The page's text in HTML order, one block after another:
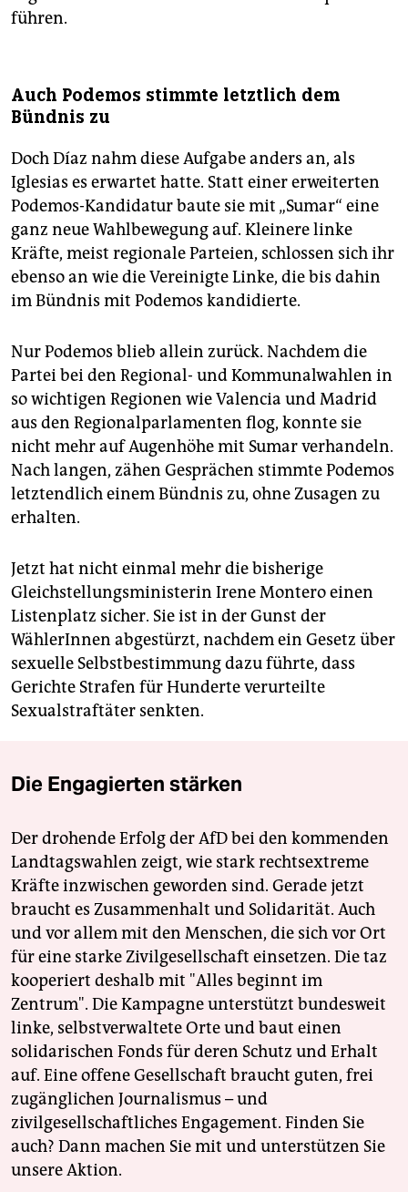
führen.
Auch Podemos stimmte letztlich dem
Bündnis zu
Doch Díaz nahm diese Aufgabe anders an, als
Iglesias es erwartet hatte. Statt einer erweiterten
Podemos-Kandidatur baute sie mit „Sumar“ eine
ganz neue Wahlbewegung auf. Kleinere linke
Kräfte, meist regionale Parteien, schlossen sich ihr
ebenso an wie die Vereinigte Linke, die bis dahin
im Bündnis mit Podemos kandidierte.
Nur Podemos blieb allein zurück. Nachdem die
Partei bei den Regional- und Kommunalwahlen in
so wichtigen Regionen wie Valencia und Madrid
aus den Regionalparlamenten flog, konnte sie
nicht mehr auf Augenhöhe mit Sumar verhandeln.
Nach langen, zähen Gesprächen stimmte Podemos
letztendlich einem Bündnis zu, ohne Zusagen zu
erhalten.
Jetzt hat nicht einmal mehr die bisherige
Gleichstellungsministerin Irene Montero einen
Listenplatz sicher. Sie ist in der Gunst der
WählerInnen abgestürzt, nachdem ein Gesetz über
sexuelle Selbstbestimmung dazu führte, dass
Gerichte Strafen für Hunderte verurteilte
Sexualstraftäter senkten.
Die Engagierten stärken
Der drohende Erfolg der AfD bei den kommenden
Landtagswahlen zeigt, wie stark rechtsextreme
Kräfte inzwischen geworden sind. Gerade jetzt
braucht es Zusammenhalt und Solidarität. Auch
und vor allem mit den Menschen, die sich vor Ort
für eine starke Zivilgesellschaft einsetzen. Die taz
kooperiert deshalb mit "Alles beginnt im
Zentrum". Die Kampagne unterstützt bundesweit
linke, selbstverwaltete Orte und baut einen
solidarischen Fonds für deren Schutz und Erhalt
auf. Eine offene Gesellschaft braucht guten, frei
zugänglichen Journalismus – und
zivilgesellschaftliches Engagement. Finden Sie
auch? Dann machen Sie mit und unterstützen Sie
unsere Aktion.